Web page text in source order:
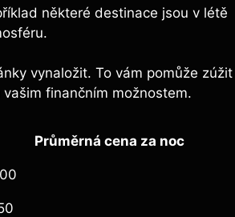
některé destinace jsou v létě
vynaložit. To vám pomůže zúžit
finančním možnostem.
Průměrná cena za noc